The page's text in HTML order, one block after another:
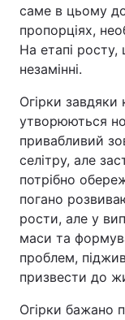
саме в цьому
пропорціях,
На етапі росту,
незамінні.
Огірки завдяки
утворюються
привабливий
селітру, але
потрібно
погано
рости, але у
маси та
проблем,
призвести до
Огірки бажано